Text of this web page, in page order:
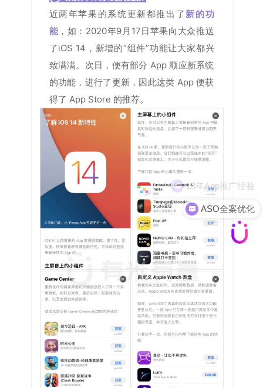
近两年苹果的系统更新都推出了新的功
能 ，如：2020年9月17日苹果向大众推送
了iOS 14，新增的“组件”功能让大家都兴
致满满。次日，便有部分 App 顺应新系统
的功能，进行了更新，因此这类 App 便获
得了 App Store 的推荐。
ASO全案优化